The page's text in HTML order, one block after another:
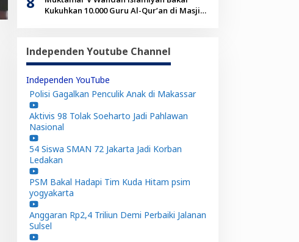
Kukuhkan 10.000 Guru Al-Qur’an di Masjid
Independen Youtube Channel
Independen YouTube
Polisi Gagalkan Penculik Anak di Makassar
Aktivis 98 Tolak Soeharto Jadi Pahlawan
Nasional
54 Siswa SMAN 72 Jakarta Jadi Korban
Ledakan
PSM Bakal Hadapi Tim Kuda Hitam psim
yogyakarta
Anggaran Rp2,4 Triliun Demi Perbaiki Jalanan
Sulsel